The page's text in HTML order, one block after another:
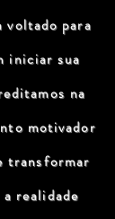
voltado para
iniciar sua
na
motivador
transformar
realidade